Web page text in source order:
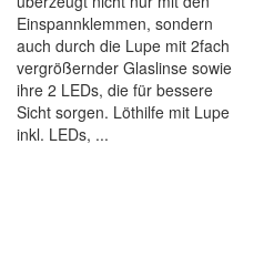
Einspannklemmen, sondern
auch durch die Lupe mit 2fach
vergrößernder Glaslinse sowie
ihre 2 LEDs, die für bessere
Sicht sorgen. Löthilfe mit Lupe
inkl. LEDs, ...